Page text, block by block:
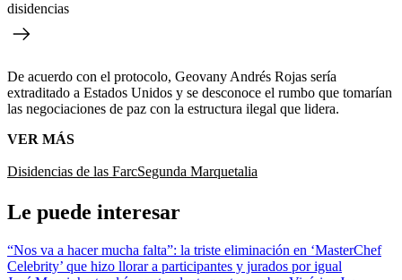
disidencias
De acuerdo con el protocolo, Geovany Andrés Rojas sería
extraditado a Estados Unidos y se desconoce el rumbo que tomarían
las negociaciones de paz con la estructura ilegal que lidera.
VER MÁS
Disidencias de las FarcSegunda Marquetalia
Le puede interesar
“Nos va a hacer mucha falta”: la triste eliminación en ‘MasterChef
Celebrity’ que hizo llorar a participantes y jurados por igual